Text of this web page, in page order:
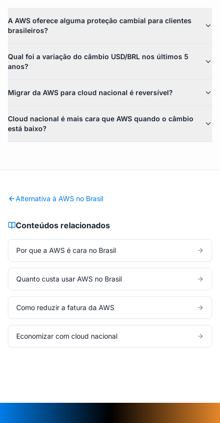
A AWS oferece alguma proteção cambial para clientes
brasileiros?
Qual foi a variação do câmbio USD/BRL nos últimos 5
anos?
Migrar da AWS para cloud nacional é reversível?
Cloud nacional é mais cara que AWS quando o câmbio
está baixo?
Alternativa à AWS no Brasil
Conteúdos relacionados
Por que a AWS é cara no Brasil
Quanto custa usar AWS no Brasil
Como reduzir a fatura da AWS
Economizar com cloud nacional